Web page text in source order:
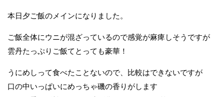
本日夕ご飯のメインになりました。
ご飯全体にウニが混ざっているので感覚が麻痺しそうですが
雲丹たっぷりご飯てとっても豪華！
うにめしって食べたことないので、比較はできないですが
口の中いっぱいにめっちゃ磯の香りがします